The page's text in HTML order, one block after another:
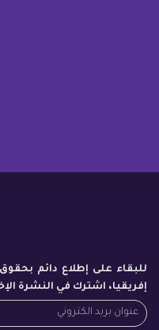
للبقاء على إطلاع دائم
إفريقيا، اشترك في النشرة